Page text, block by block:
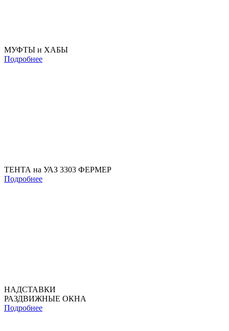
МУФТЫ и ХАБЫ
Подробнее
ТЕНТА на УАЗ 3303 ФЕРМЕР
Подробнее
НАДСТАВКИ
РАЗДВИЖНЫЕ ОКНА
Подробнее